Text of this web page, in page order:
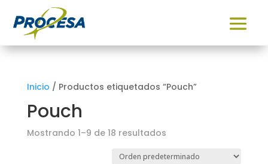
Inicio / Productos etiquetados “Pouch”
Pouch
Mostrando 1–9 de 18 resultados